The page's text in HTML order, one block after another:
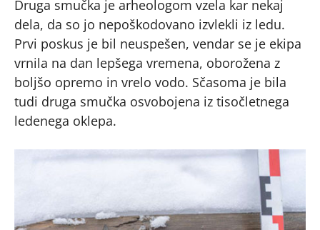
Druga smučka je arheologom vzela kar nekaj
dela, da so jo nepoškodovano izvlekli iz ledu.
Prvi poskus je bil neuspešen, vendar se je ekipa
vrnila na dan lepšega vremena, oborožena z
boljšo opremo in vrelo vodo. Sčasoma je bila
tudi druga smučka osvobojena iz tisočletnega
ledenega oklepa.